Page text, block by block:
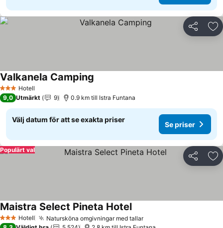
Dela
3 StjärnorHotell
Valkanela Camping
9,0 Utmärkt 9 0.9 km till Istra Funtana
Välj datum för att se exakta priser
Se priser
Dela
Populärt val
3 StjärnorHotell Natursköna omgivningar med tallarSe priser
Maistra Select Pineta HotelSe priser